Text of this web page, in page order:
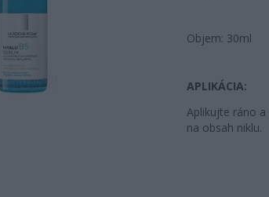
Objem: 30ml
APLIKÁCIA:
Aplikujte ráno
na obsah niklu.